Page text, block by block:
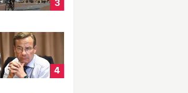
3
4